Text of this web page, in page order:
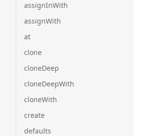
assignInWith
assignWith
at
clone
cloneDeep
cloneDeepWith
cloneWith
create
defaults